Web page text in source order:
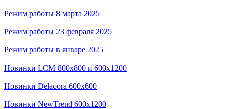
Режим работы 8 марта 2025
Режим работы 23 февраля 2025
Режим работы в январе 2025
Новинки LCM 800x800 и 600x1200
Новинки Delacora 600x600
Новинки NewTrend 600x1200